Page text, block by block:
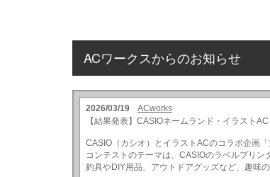
ACワークスからのお知らせ